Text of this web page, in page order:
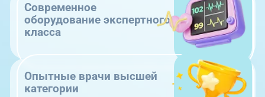
Современное
оборудование экспертного
класса
Опытные врачи высшей
категории